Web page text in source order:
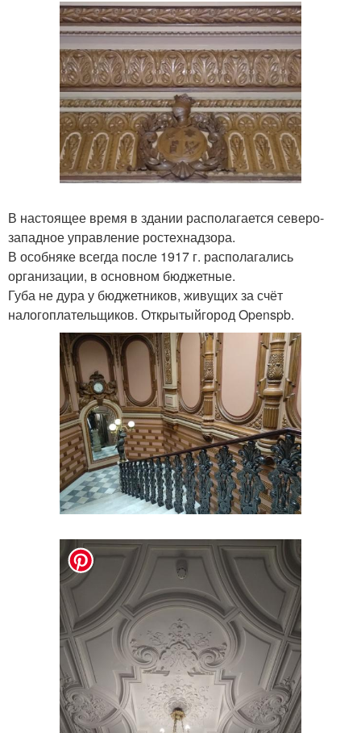
В настоящее время в здании располагается северо-
западное управление ростехнадзора.
В особняке всегда после 1917 г. располагались
организации, в основном бюджетные.
Губа не дура у бюджетников, живущих за счёт
налогоплательщиков. Открытыйгород Openspb.